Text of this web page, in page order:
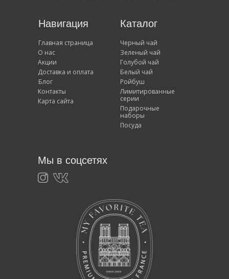
Навигация Каталог
Главная страница
О нас
Акции
Доставка и оплата
Карта сайта
Мы в соцсетях
Блог
Контакты
Черный чай
Зеленый чай
Голубой чай
Белый чай
Ройбуш
Лимитированные
серии
Подарочные
наборы
Посуда